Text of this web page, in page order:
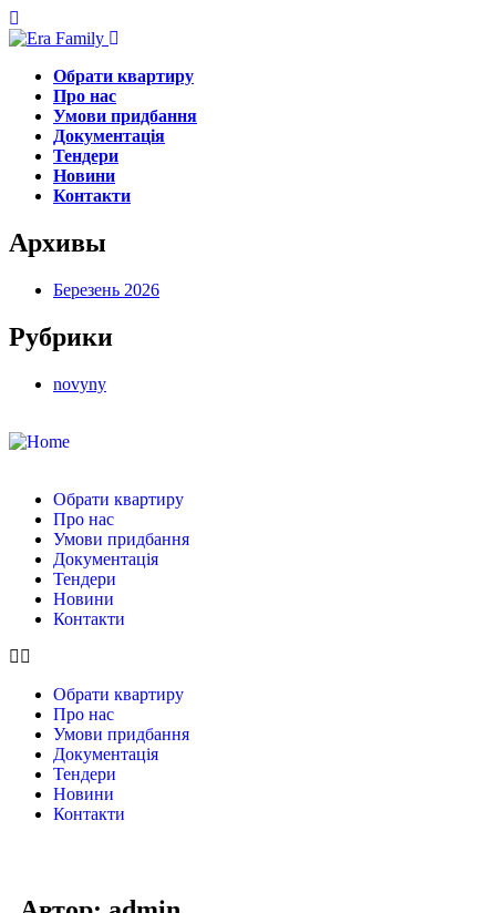
Обрати квартиру
Про нас
Умови придбання
Документація
Тендери
Новини
Контакти
Архивы
Березень 2026
Рубрики
novyny
Обрати квартиру
Про нас
Умови придбання
Документація
Тендери
Новини
Контакти
Обрати квартиру
Про нас
Умови придбання
Документація
Тендери
Новини
Контакти